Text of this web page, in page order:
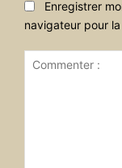
Enregistrer
navigateur pour